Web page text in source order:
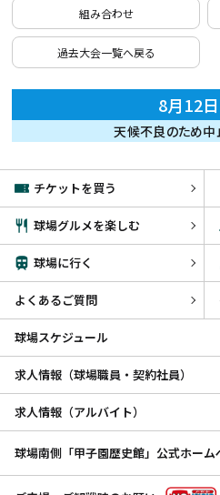
組み合わせ
過去大会一覧へ戻る
8月12
天候不良のため中
チケットを買う
球場グルメを楽しむ
球場に行く
よくあるご質問
球場スケジュール
求人情報（球場職員・契約社員）
求人情報（アルバイト）
球場南側「甲子園歴史館」公式ホーム